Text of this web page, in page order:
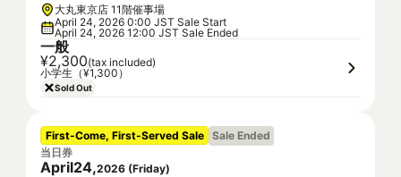
大丸東京店 11階催事場
April 24, 2026 0:00 JST Sale Start
April 24, 2026 12:00 JST Sale Ended
一般
¥2,300(tax included)
小学生（¥1,300）
Sold Out
First-Come, First-Served Sale Sale Ended
当日券
April24,2026 (Friday)